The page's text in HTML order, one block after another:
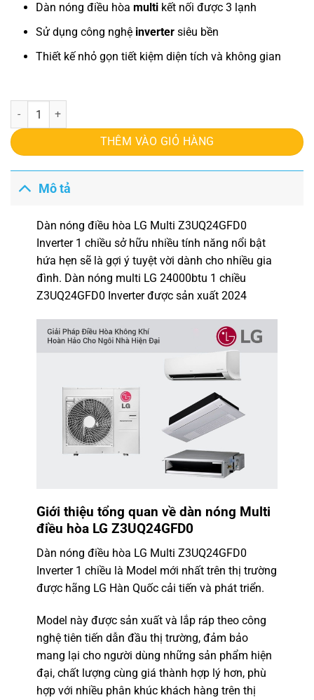
Dàn nóng điều hòa multikết nối được 3 lạnh
Sử dụng công nghệ invertersiêu bền
Thiết kế nhỏ gọn tiết kiệm diện tích và không gian
Dàn nóng điều hòa LG Multi LG Z3UQ24GFD0 Inverter 1 chiều số
THÊM VÀO GIỎ HÀNG
Mô tả
Dàn nóng điều hòa LG Multi Z3UQ24GFD0
Inverter 1 chiều sở hữu nhiều tính năng nổi bật
hứa hẹn sẽ là gợi ý tuyệt vời dành cho nhiều gia
đình. Dàn nóng multi LG 24000btu 1 chiều
Z3UQ24GFD0 Inverter được sản xuất 2024
Giới thiệu tổng quan về dàn nóng Multi
điều hòa LG Z3UQ24GFD0
Dàn nóng điều hòa LG Multi Z3UQ24GFD0
Inverter 1 chiều là Model mới nhất trên thị trường
được hãng LG Hàn Quốc cải tiến và phát triển.
Model này được sản xuất và lắp ráp theo công
nghệ tiên tiến dẫn đầu thị trường, đảm bảo
mang lại cho người dùng những sản phẩm hiện
đại, chất lượng cùng giá thành hợp lý hơn, phù
hợp với nhiều phân khúc khách hàng trên thị